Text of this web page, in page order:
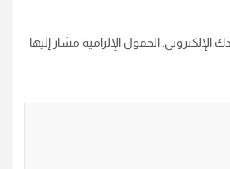
الإلكتروني. الحقول الإلزامية مشار إليها